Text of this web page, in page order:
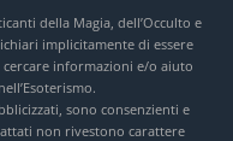
della Magia, dell’Occulto e
implicitamente di essere
cercare informazioni e/o aiuto
sono consenzienti e
non rivestono carattere